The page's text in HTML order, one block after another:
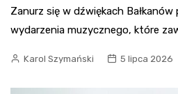
Zanurz się w dźwiękach
wydarzenia muzycznego, które
Karol Szymański 5 lipca 2026